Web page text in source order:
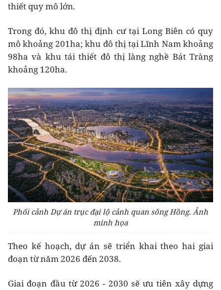
thiết quy mô lớn.
Trong đó, khu đô thị định cư tại Long Biên có quy
mô khoảng 201ha; khu đô thị tại Lĩnh Nam khoảng
98ha và khu tái thiết đô thị làng nghề Bát Tràng
khoảng 120ha.
Phối cảnh Dự án trục đại lộ cảnh quan sông Hồng. Ảnh
minh họa
Theo kế hoạch, dự án sẽ triển khai theo hai giai
đoạn từ năm 2026 đến 2038.
Giai đoạn đầu từ 2026 - 2030 sẽ ưu tiên xây dựng